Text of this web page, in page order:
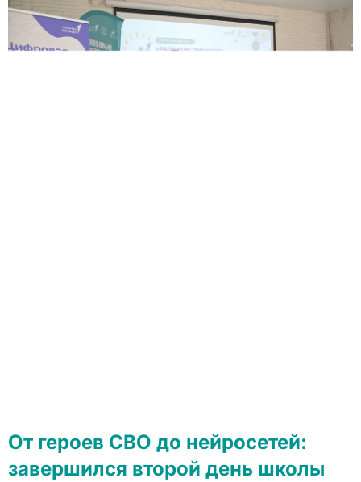
От героев СВО до нейросетей:
завершился второй день школы